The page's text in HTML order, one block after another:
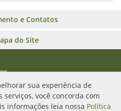
sua experiência de
serviços, você concorda com
informações leia nossa Política
e Contatos
do Site
YouTube
Acessar Flickr
Acessar SoundCloud
n. 208